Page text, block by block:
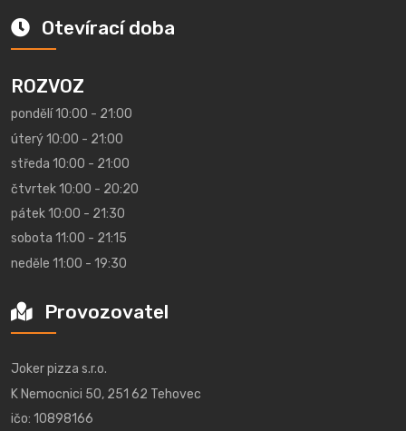
Otevírací doba
ROZVOZ
pondělí 10:00 - 21:00
úterý 10:00 - 21:00
středa 10:00 - 21:00
čtvrtek 10:00 - 20:20
pátek 10:00 - 21:30
sobota 11:00 - 21:15
neděle 11:00 - 19:30
Provozovatel
Joker pizza s.r.o.
K Nemocnici 50, 251 62 Tehovec
ičo: 10898166